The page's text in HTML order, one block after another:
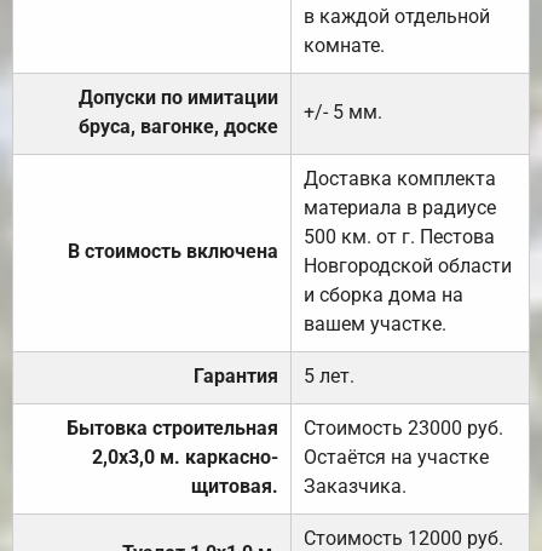
в каждой отдельной
комнате.
Допуски по имитации
бруса, вагонке, доске
+/- 5 мм.
В стоимость включена
Доставка комплекта
материала в радиусе
500 км. от г. Пестова
Новгородской области
и сборка дома на
вашем участке.
Гарантия 5 лет.
Бытовка строительная
2,0х3,0 м. каркасно-
щитовая.
Стоимость 23000 руб.
Остаётся на участке
Заказчика.
Стоимость 12000 руб.